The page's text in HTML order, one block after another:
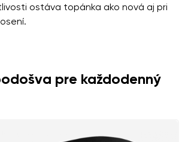
ostáva topánka ako nová aj pri
pre každodenný